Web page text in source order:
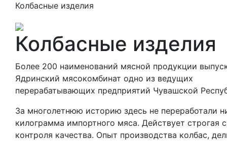
Колбасные изделия
Колбасные изделия
Более 200 наименований мясной продукции
Ядринский мясокомбинат одно из ведущих
перерабатывающих предприятий Чувашской
За многолетнюю историю здесь не переработали
килограмма импортного мяса. Действует строгая
контроля качества. Опыт производства колбас,